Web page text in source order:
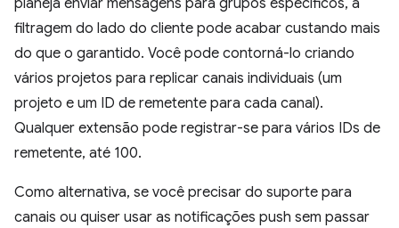
filtragem do lado do cliente pode acabar custando mais
do que o garantido. Você pode contorná-lo criando
vários projetos para replicar canais individuais (um
projeto e um ID de remetente para cada canal).
Qualquer extensão pode registrar-se para vários IDs de
remetente, até 100.
Como alternativa, se você precisar do suporte para
canais ou quiser usar as notificações push sem passar